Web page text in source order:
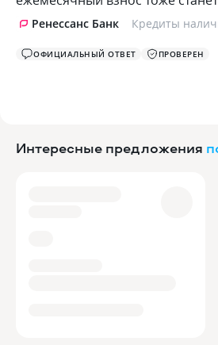
Ренессанс Банк Кредиты
ОФИЦИАЛЬНЫЙ ОТВЕТ ПРОВЕРЕН
Интересные предложения